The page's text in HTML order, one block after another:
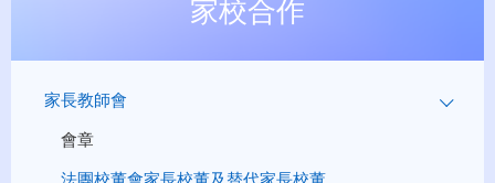
家校合作
家長教師會
會章
法團校董會家長校董及替代家長校董